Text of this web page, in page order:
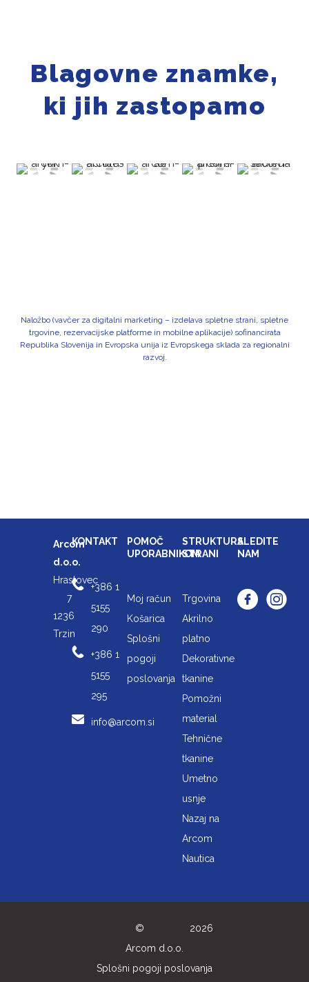
Blagovne znamke,
ki jih zastopamo
Naložbo (vavčer za digitalni marketing – izdelava spletne strani, spletne
trgovine, rezervacijske platforme in mobilne aplikacije) sofinancirata
Republika Slovenija in Evropska unija iz Evropskega sklada za regionalni
razvoj.
Arcom
d.o.o.
Hrastovec
7
1236
Trzin
KONTAKT
+386 1
5155
290
+386 1
5155
295
info@arcom.si
POMOČ
UPORABNIKOM
Moj račun
Košarica
Splošni
pogoji
poslovanja
STRUKTURA
STRANI
Trgovina
Akrilno
platno
Dekorativne
tkanine
Pomožni
material
Tehnične
tkanine
Umetno
usnje
Nazaj na
Arcom
Nautica
SLEDITE
NAM
©
2026
Arcom d.o.o.
Splošni pogoji poslovanja